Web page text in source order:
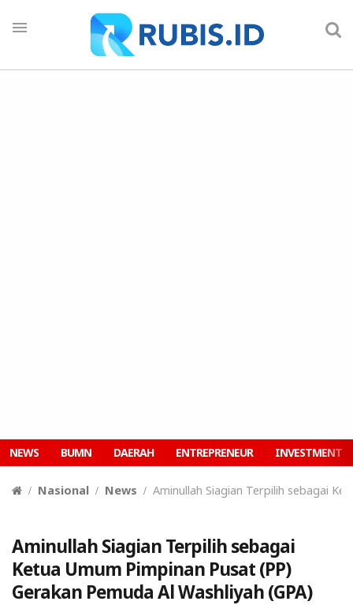
NEWS BUMN DAERAH ENTREPRENEUR INVESTMENT
Nasional News Aminullah Siagian Terpilih sebagai
Aminullah Siagian Terpilih sebagai
Ketua Umum Pimpinan Pusat (PP)
Gerakan Pemuda Al Washliyah (GPA)